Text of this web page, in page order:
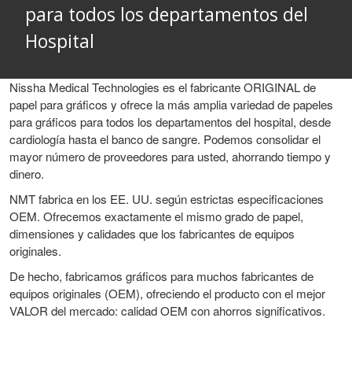
para todos los departamentos del
Hospital
Nissha Medical Technologies es el fabricante ORIGINAL de
papel para gráficos y ofrece la más amplia variedad de papeles
para gráficos para todos los departamentos del hospital, desde
cardiología hasta el banco de sangre. Podemos consolidar el
mayor número de proveedores para usted, ahorrando tiempo y
dinero.
NMT fabrica en los EE. UU. según estrictas especificaciones
OEM. Ofrecemos exactamente el mismo grado de papel,
dimensiones y calidades que los fabricantes de equipos
originales.
De hecho, fabricamos gráficos para muchos fabricantes de
equipos originales (OEM), ofreciendo el producto con el mejor
VALOR del mercado: calidad OEM con ahorros significativos.